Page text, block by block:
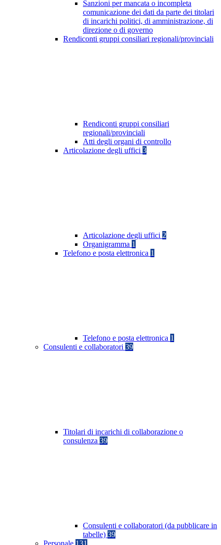
Sanzioni per mancata o incompleta
comunicazione dei dati da parte dei titolari
di incarichi politici, di amministrazione, di
direzione o di governo
Rendiconti gruppi consiliari regionali/provinciali
Rendiconti gruppi consiliari
regionali/provinciali
Atti degli organi di controllo
Articolazione degli uffici 3
Articolazione degli uffici 2
Organigramma 1
Telefono e posta elettronica 1
Telefono e posta elettronica 1
Consulenti e collaboratori 39
Titolari di incarichi di collaborazione o
consulenza 39
Consulenti e collaboratori (da pubblicare in
tabelle) 39